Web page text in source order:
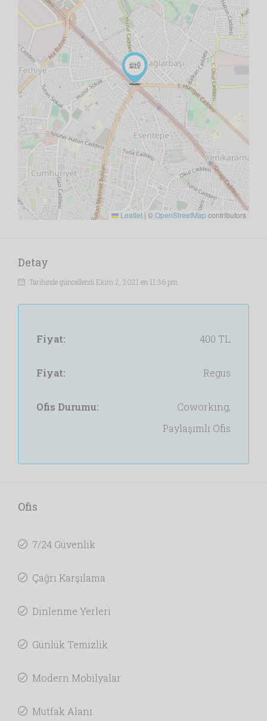
Leaflet | ©OpenStreetMapcontributors
Detay
Tarihinde güncellendi Ekim 2, 2021 en 11:36 pm
Fiyat: 400 TL
Fiyat: Regus
Ofis Durumu:
Coworking,
Paylaşımlı Ofis
Ofis
7/24 Güvenlik
Çağrı Karşılama
Dinlenme Yerleri
Günlük Temizlik
Modern Mobilyalar
Mutfak Alanı